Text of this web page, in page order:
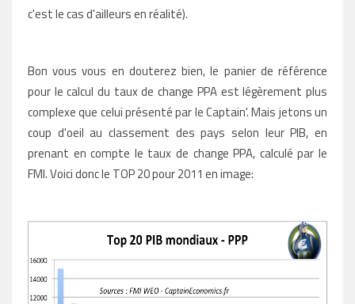
c'est le cas d'ailleurs en réalité).
Bon vous vous en douterez bien, le panier de référence
pour le calcul du taux de change PPA est légèrement plus
complexe que celui présenté par le Captain'. Mais jetons un
coup d'oeil au classement des pays selon leur PIB, en
prenant en compte le taux de change PPA, calculé par le
FMI. Voici donc le TOP 20 pour 2011 en image: